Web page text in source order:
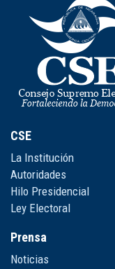
CSE
La Institución
Autoridades
Hilo Presidencial
Ley Electoral
Prensa
Noticias